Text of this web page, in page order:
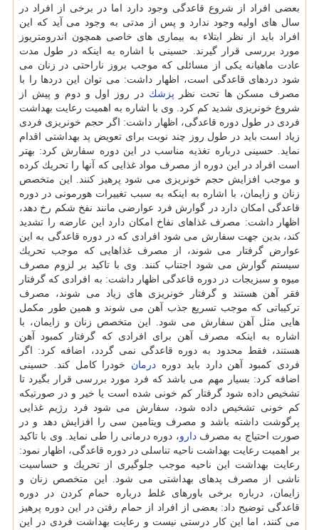
بعضی افراد از شروع قاعدگی وجود دارد اما در برخی از افراد در
سال های اولیه وجود ندارد و پس از مدتی به وجود می آید كه این
افراد باید از نظر ابتلاء به بیماری های خاصی همچون اندرومتریوز
مورد بررسی قرار گیرند. حسینی با اشاره به اینكه در طول مدت
عادت ماهیانه یكی از مسائلی كه موجب بروز ناراحتی در زنان می
شود دردهای قاعدگی است، اظهار داشت: می توان این دردها را با
مصرف مسكن ها تحت نظر پزشك در روز اول و دوم و پیش از
شروع خونریزی شدید كم كرد. وی با اشاره به اهمیت رعایت بهداشت
فردی در طول دوره قاعدگی، اظهار داشت: اگر حجم خونریزی فردی
زیاد است باید در طول روز چند نوبت برای تعویض پد بهداشتی اقدام
نماید. حسینی درباره تغذیه مناسب در این دوره سفارش كرد: بهتر
است افراد در این دوره از مصرف مواد غذایی كه آنها را تحریك كرده
و موجب افزایش حجم خونریزی می شود پرهیز كنند. این متخصص
زنان و زایمان، با اشاره به اینكه به سبب تغییرات هورمونی در دوره
قاعدگی امكان دارد در گوارش فرد عوارضی مانند نفخ شكم رخ دهد،
اظهار داشت: مصرف غذاهای نفاخ امكان دارد این عارضه را تشدید
كند، بدین جهت سفارش می شود افرادی كه در دوره قاعدگی به این
عوارض گرفتار می شوند، از مصرف غذاهایی كه موجب تحریك
سیستم گوارش می شود اجتناب كنند. وی با تاكید بر لزوم مصرف
میوه و سبزیجات در دوره قاعدگی اظهار داشت: به افرادی كه گرفتار
فقر آهن هستند و گرفتار خونریزی های زیاد می شوند، مصرف
تركیباتی كه موجب تسریع جذب آهن می شوند و همین طور مكمل
هایی مثل آهن سفارش می شود. این متخصص زنان و زایمان، با
اشاره به اینكه مصرف آهن برای افرادی كه گرفتار كمبود آهن
هستند، فقط محدود به دوره قاعدگی نمی گردد، اضافه كرد: اگر
فردی كمبود آهن دارد باید دوره درمان خودرا كامل كند. حسینی
اضافه كرد: بسیار مهم می باشد كه فرد مورد بررسی قرار بگیرد تا
تشخیص داده شود گرفتار كم خونی شده است یا خیر و در صورتیكه
كم خونی تشخیص داده شود، سفارش می شود فرد رژیم غذایی
پرگوشت داشته باشد و مصرف ویتامین سی را افزایش دهد و در
صورت احتیاج به مصرفدارو، دوره درمانی را طی نماید. وی با تاكید
بر اهمیت رعایت بهداشت ناحیه تناسلی در دوره قاعدگی، اظهار نمود:
رعایت بهداشت این ناحیه موجب جلوگیری از تحریك و حساسیت
ناشی از مصرف پدهای بهداشتی می شود. این متخصص زنان و
زایمان، درباره برخی باورهای غلط درباره حمام كردن در دوره
قاعدگی توضیح داد: بعضی از افراد از حمام رفتن در این دوره پرهیز
می كنند، اما این كار درستی نیست و رعایت بهداشت فردی در این